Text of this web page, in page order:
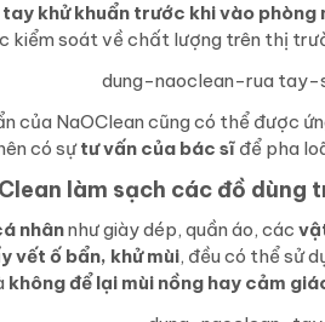
khử khuẩn trước khi vào phòng
kiểm soát về chất lượng trên thị
của NaOClean cũng có thể được
có sựtư vấn của bác sĩ để pha
làm sạch các đồ
nhânnhư giày dép, quần áo, các
vết ố bẩn, khử mùi, đều có thể sử
không để lại mùi nồng hay cảm